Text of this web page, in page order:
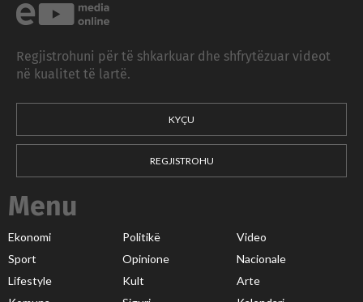
Regjistrohuni për të shkarkuar dhe shfrytëzuar videot
në kualitet të lartë.
KYÇU
REGJISTROHU
Menu
Ekonomi Politikë
Video
Sport
Opinione
Nacionale
Lifestyle
Kult
Arte